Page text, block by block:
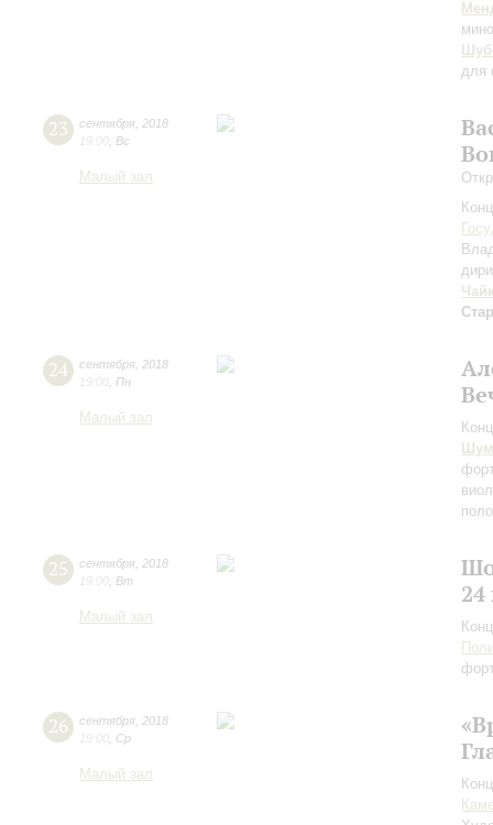
для
23 сентября 2018
19:00 Вс
Малый зал
24 сентября 2018
19:00 Пн
Малый зал
25 сентября 2018
19:00 Вт
Малый зал
26 сентября 2018
19:00 Ср
Малый зал